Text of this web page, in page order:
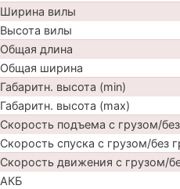
Ширина вилы
Высота вилы
Общая длина
Общая ширина
Габаритн. высота (min)
Габаритн. высота (max)
Скорость подъема с грузом/без
Скорость спуска с грузом/без
Скорость движения с грузом/
АКБ